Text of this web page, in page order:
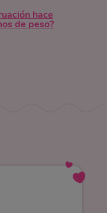
hace
de peso?